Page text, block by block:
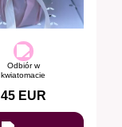
Odbiór w
kwiatomacie
45 EUR